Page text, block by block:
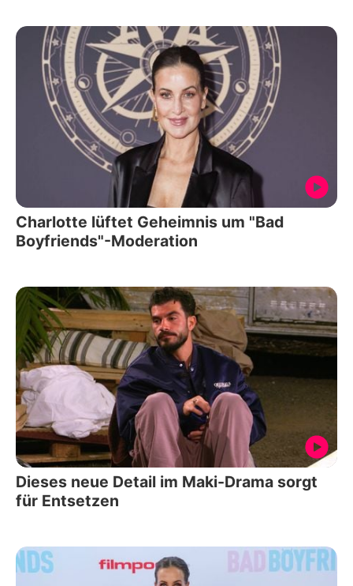
Charlotte lüftet Geheimnis um "Bad
Boyfriends"-Moderation
Dieses neue Detail im Maki-Drama sorgt
für Entsetzen